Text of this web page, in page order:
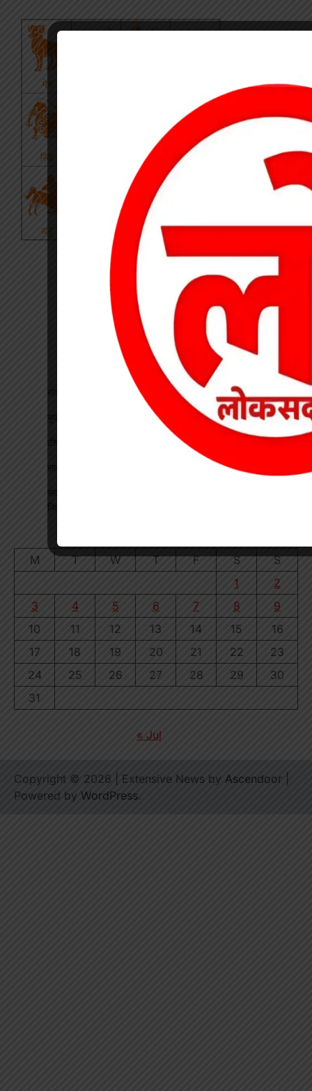
साइबर सेल की बड़ी सफलता, 1250 मोबाइल पहुंचे असली मालिकों तक
युवती से मारपीट कर मोबाइल लूटने वाला आरोपी गिरफ्तार
टीपी नगर में ऑटो चालकों की बैठक, यातायात नियमों के पालन पर जोर
सागौन तस्करी पर वन विभाग की कार्रवाई, तीन गोलों से लदी वेन जब्त
M
T W T F S
S
1
2
3
4 5 6 7 8
9
10
11 12 13 14 15
16
17
18 19 20 21 22
23
24
25 26 27 28 29
30
31
« Jul
Copyright © 2026 | Extensive News by Ascendoor
Powered by WordPress.